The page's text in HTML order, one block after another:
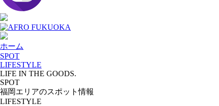
ホーム
SPOT
LIFESTYLE
LIFE IN THE GOODS.
SPOT
福岡エリアのスポット情報
LIFESTYLE